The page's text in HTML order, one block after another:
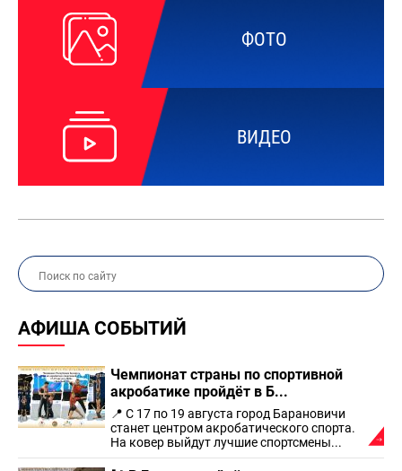
ФОТО
ВИДЕО
АФИША СОБЫТИЙ
Чемпионат страны по спортивной
акробатике пройдёт в Б...
📍 С 17 по 19 августа город Барановичи
станет центром акробатического спорта.
На ковер выйдут лучшие спортсмены...